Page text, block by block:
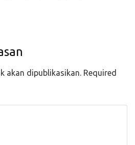
akan dipublikasikan. Required